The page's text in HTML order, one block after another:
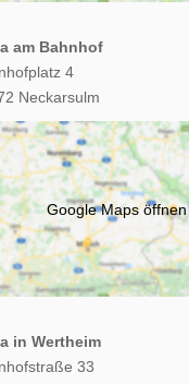
am Bahnhof
4
Neckarsulm
Google Maps öffnen
in Wertheim
33